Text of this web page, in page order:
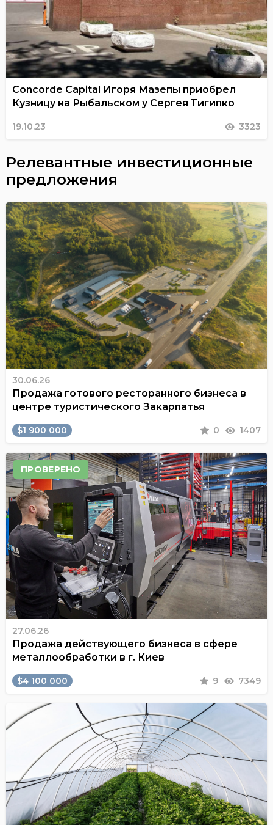
Concorde Capital Игоря Мазепы приобрел
Кузницу на Рыбальском у Сергея Тигипко
19.10.23 3323
Релевантные инвестиционные
предложения
30.06.26
Продажа готового ресторанного бизнеса в
центре туристического Закарпатья
$1 900 000 0 1407
ПРОВЕРЕНО
27.06.26
Продажа действующего бизнеса в сфере
металлообработки в г. Киев
$4 100 000 9 7349